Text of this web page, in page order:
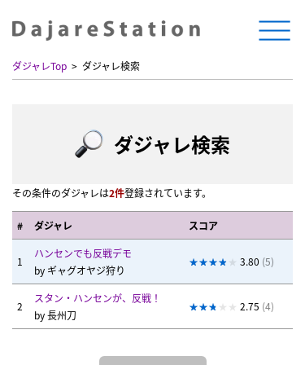
ダジャレTop ダジャレ検索
ダジャレ検索
その条件のダジャレは2件登録されています。
# ダジャレ スコア
1
ハンセンでも反戦デモ
by ギャグオヤジ狩り
3.80 (5)
2
スタン・ハンセンが、反戦！
by長州刀
2.75 (4)